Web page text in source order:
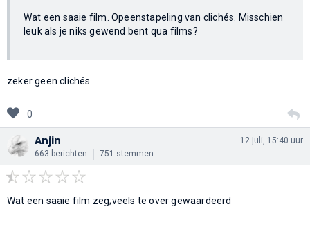
Wat een saaie film. Opeenstapeling van clichés. Misschien
leuk als je niks gewend bent qua films?
zeker geen clichés
0
Anjin
663 berichten 751 stemmen
12 juli, 15:40 uur
Wat een saaie film zeg;veels te over gewaardeerd